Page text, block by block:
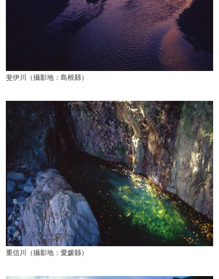
斐伊川（攝影地：島根縣）
重信川（攝影地：愛媛縣）